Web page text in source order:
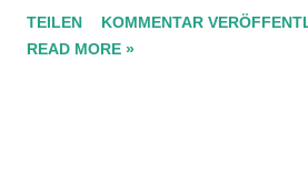
Schlüsselpositionen: So Peter Knapp und Jean
Die Schweizer füllten mit ihrer modernen
spannenden Aufgaben. Die Ausstellung zeigt
TEILEN
KOMMENTAR
READ MORE »